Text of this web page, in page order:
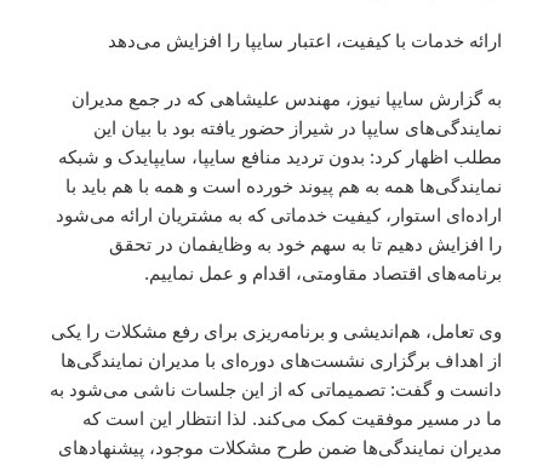
ارائه خدمات با کیفیت، اعتبار سایپا را افزایش می‌دهد
به گزارش سایپا نیوز، مهندس علیشاهی که در جمع مدیران
نمایندگی‌های سایپا در شیراز حضور یافته بود با بیان این
مطلب اظهار کرد: بدون تردید منافع سایپا، سایپایدک و شبکه
نمایندگی‌ها همه به هم پیوند خورده است و همه با هم باید با
اراده‌ای استوار، کیفیت خدماتی که به مشتریان ارائه می‌شود
را افزایش دهیم تا به سهم خود به وظایفمان در تحقق
برنامه‌های اقتصاد مقاومتی، اقدام و عمل نماییم.
وی تعامل، هم‌اندیشی و برنامه‌ریزی برای رفع مشکلات را یکی
از اهداف برگزاری نشست‌های دوره‌ای با مدیران نمایندگی‌ها
دانست و گفت: تصمیماتی که از این جلسات ناشی می‌شود به
ما در مسیر موفقیت کمک می‌کند. لذا انتظار این است که
مدیران نمایندگی‌ها ضمن طرح مشکلات موجود، پیشنهادهای